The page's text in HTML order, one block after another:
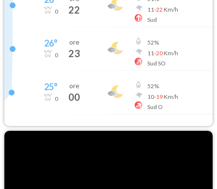
0 22
11-22 Km/h
Sud
26°
0
ore
23
52%
11-20Km/h
Sud SO
25°
0
ore
00
52%
10-19Km/h
Sud O